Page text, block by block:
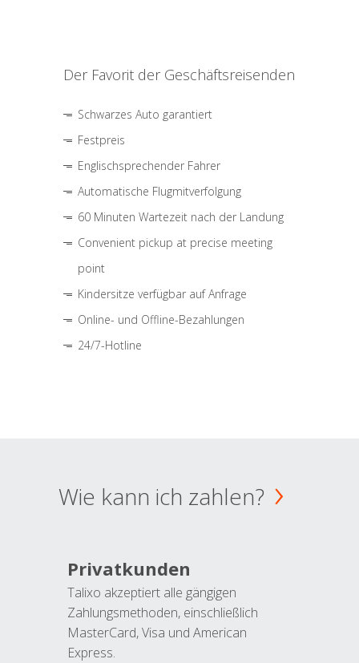
Der Favorit der Geschäftsreisenden
Schwarzes Auto garantiert
Festpreis
Englischsprechender Fahrer
Automatische Flugmitverfolgung
60 Minuten Wartezeit nach der Landung
Convenient pickup at precise meeting
point
Kindersitze verfügbar auf Anfrage
Online- und Offline-Bezahlungen
24/7-Hotline
Wie kann ich zahlen?
Privatkunden
Talixo akzeptiert alle gängigen
Zahlungsmethoden, einschließlich
MasterCard, Visa und American
Express.